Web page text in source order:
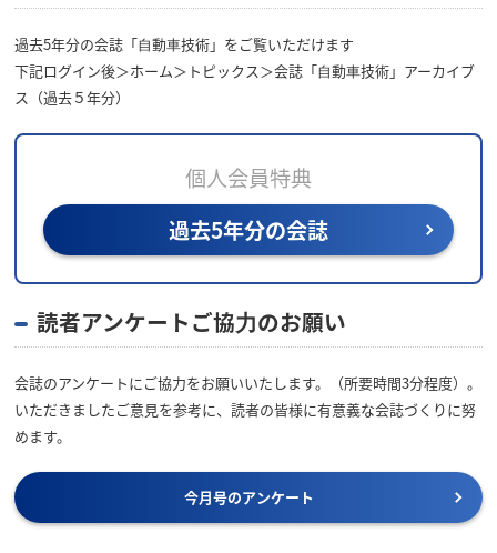
過去5年分の会誌「⾃動⾞技術」をご覧いただけます
下記ログイン後＞ホーム＞トピックス＞会誌「⾃動⾞技術」アーカイブ
ス（過去５年分）
個人会員特典
過去5年分の会誌
読者アンケートご協⼒のお願い
会誌のアンケートにご協力をお願いいたします。（所要時間3分程度）。
いただきましたご意見を参考に、読者の皆様に有意義な会誌づくりに努
めます。
今月号のアンケート